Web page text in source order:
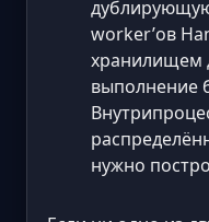
worker’ов
хранилищем
выполнение
нужно